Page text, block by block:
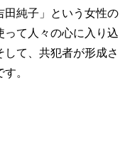
田純子」という女性の
て人々の心に入り込
て、共犯者が形成さ
。